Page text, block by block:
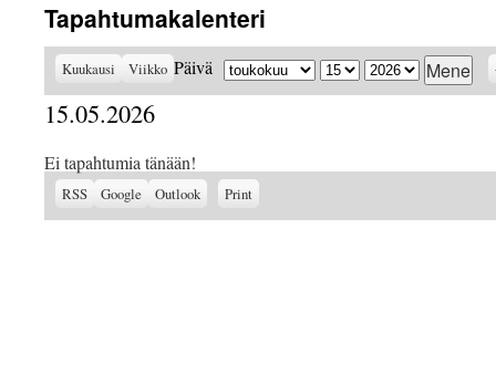
Tapahtumakalenteri
Kuukausi Viikko Päivä Kuukausi PäiväVuosi
15.05.2026
Ei tapahtumia tänään!
RSS
Subscribe
Google
Subscribe
Outlook Print